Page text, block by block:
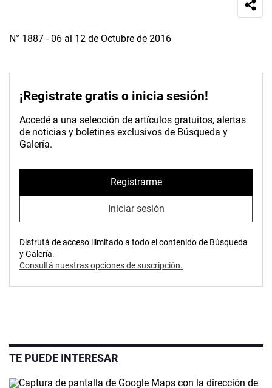
N° 1887 - 06 al 12 de Octubre de 2016
¡Registrate gratis o inicia sesión!
Accedé a una selección de artículos gratuitos, alertas
de noticias y boletines exclusivos de Búsqueda y
Galería.
Registrarme
Iniciar sesión
Disfrutá de acceso ilimitado a todo el contenido de Búsqueda
y Galería.
Consultá nuestras opciones de suscripción.
TE PUEDE INTERESAR